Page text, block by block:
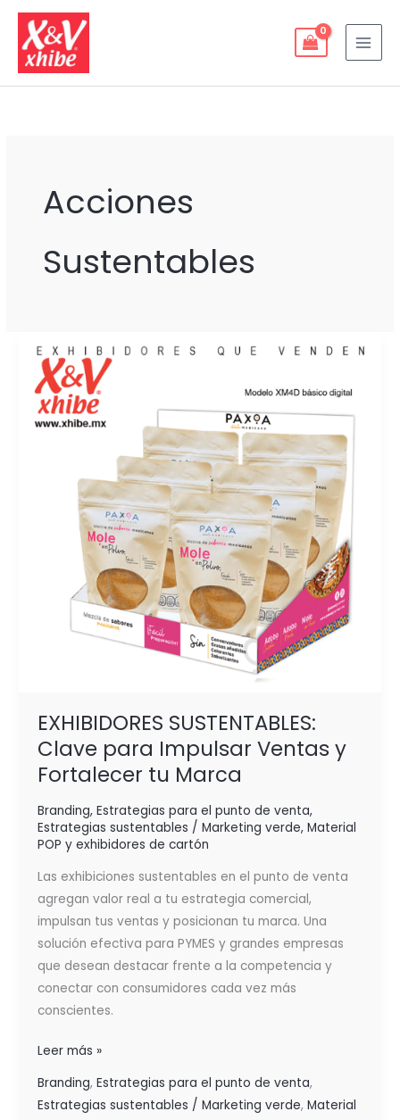
contenido
Acciones
Sustentables
EXHIBIDORES SUSTENTABLES:
Clave para Impulsar Ventas y
Fortalecer tu Marca
Branding, Estrategias para el punto de venta,
Estrategias sustentables / Marketing verde, Material
POP y exhibidores de cartón
Las exhibiciones sustentables en el punto de venta
agregan valor real a tu estrategia comercial,
impulsan tus ventas y posicionan tu marca. Una
solución efectiva para PYMES y grandes empresas
que desean destacar frente a la competencia y
conectar con consumidores cada vez más
conscientes.
SUSTENTABLES:
Clave
para
Impulsar
Fortalecer
Leer más »
Branding, Estrategias para el punto de venta,
Estrategias sustentables / Marketing verde, Material